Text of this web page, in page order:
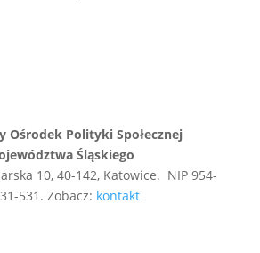
Ośrodek Polityki Społecznej
Śląskiego
10, 40-142, Katowice. NIP 954-
531. Zobacz: kontakt